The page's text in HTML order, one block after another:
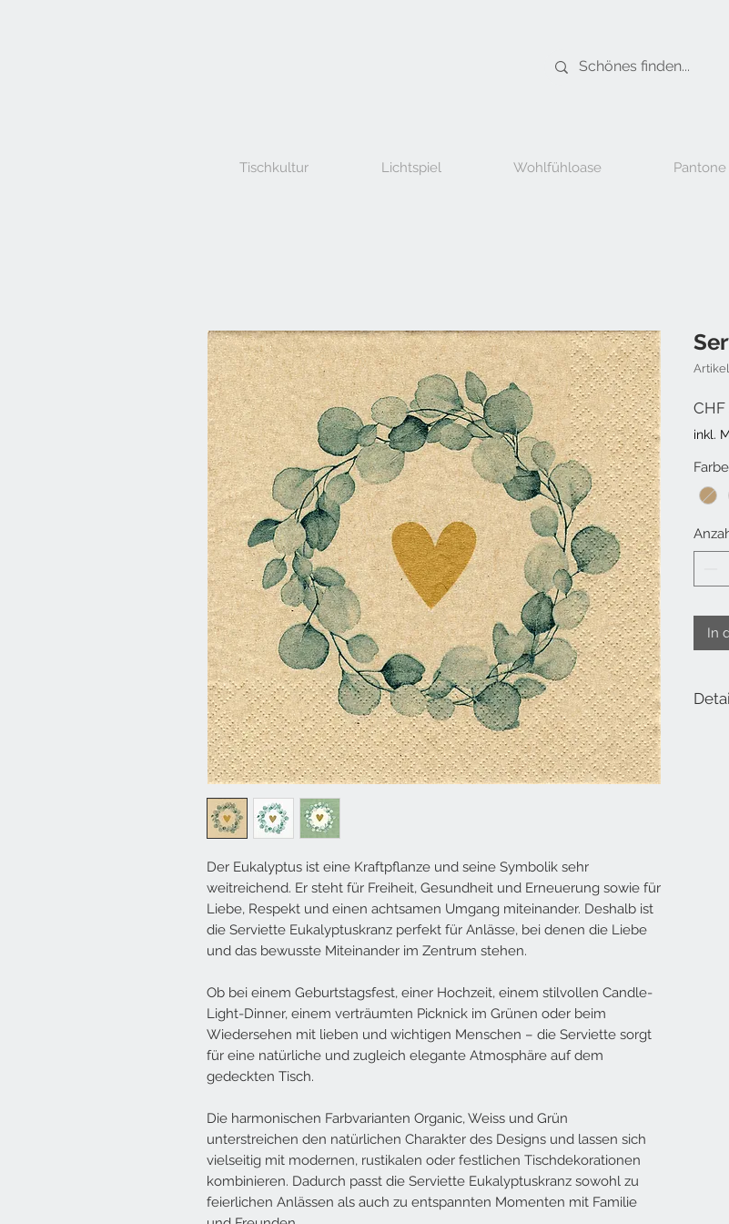
Tischkultur Lichtspiel Wohlfühloase Pantone
Der Eukalyptus ist eine Kraftpflanze und seine Symbolik sehr
weitreichend. Er steht für Freiheit, Gesundheit und Erneuerung sowie für
Liebe, Respekt und einen achtsamen Umgang miteinander. Deshalb ist
die Serviette Eukalyptuskranz perfekt für Anlässe, bei denen die Liebe
und das bewusste Miteinander im Zentrum stehen.
Ob bei einem Geburtstagsfest, einer Hochzeit, einem stilvollen Candle-
Light-Dinner, einem verträumten Picknick im Grünen oder beim
Wiedersehen mit lieben und wichtigen Menschen – die Serviette sorgt
für eine natürliche und zugleich elegante Atmosphäre auf dem
gedeckten Tisch.
Die harmonischen Farbvarianten Organic, Weiss und Grün
unterstreichen den natürlichen Charakter des Designs und lassen sich
vielseitig mit modernen, rustikalen oder festlichen Tischdekorationen
kombinieren. Dadurch passt die Serviette Eukalyptuskranz sowohl zu
feierlichen Anlässen als auch zu entspannten Momenten mit Familie
CHF
inkl.
Farbe
In